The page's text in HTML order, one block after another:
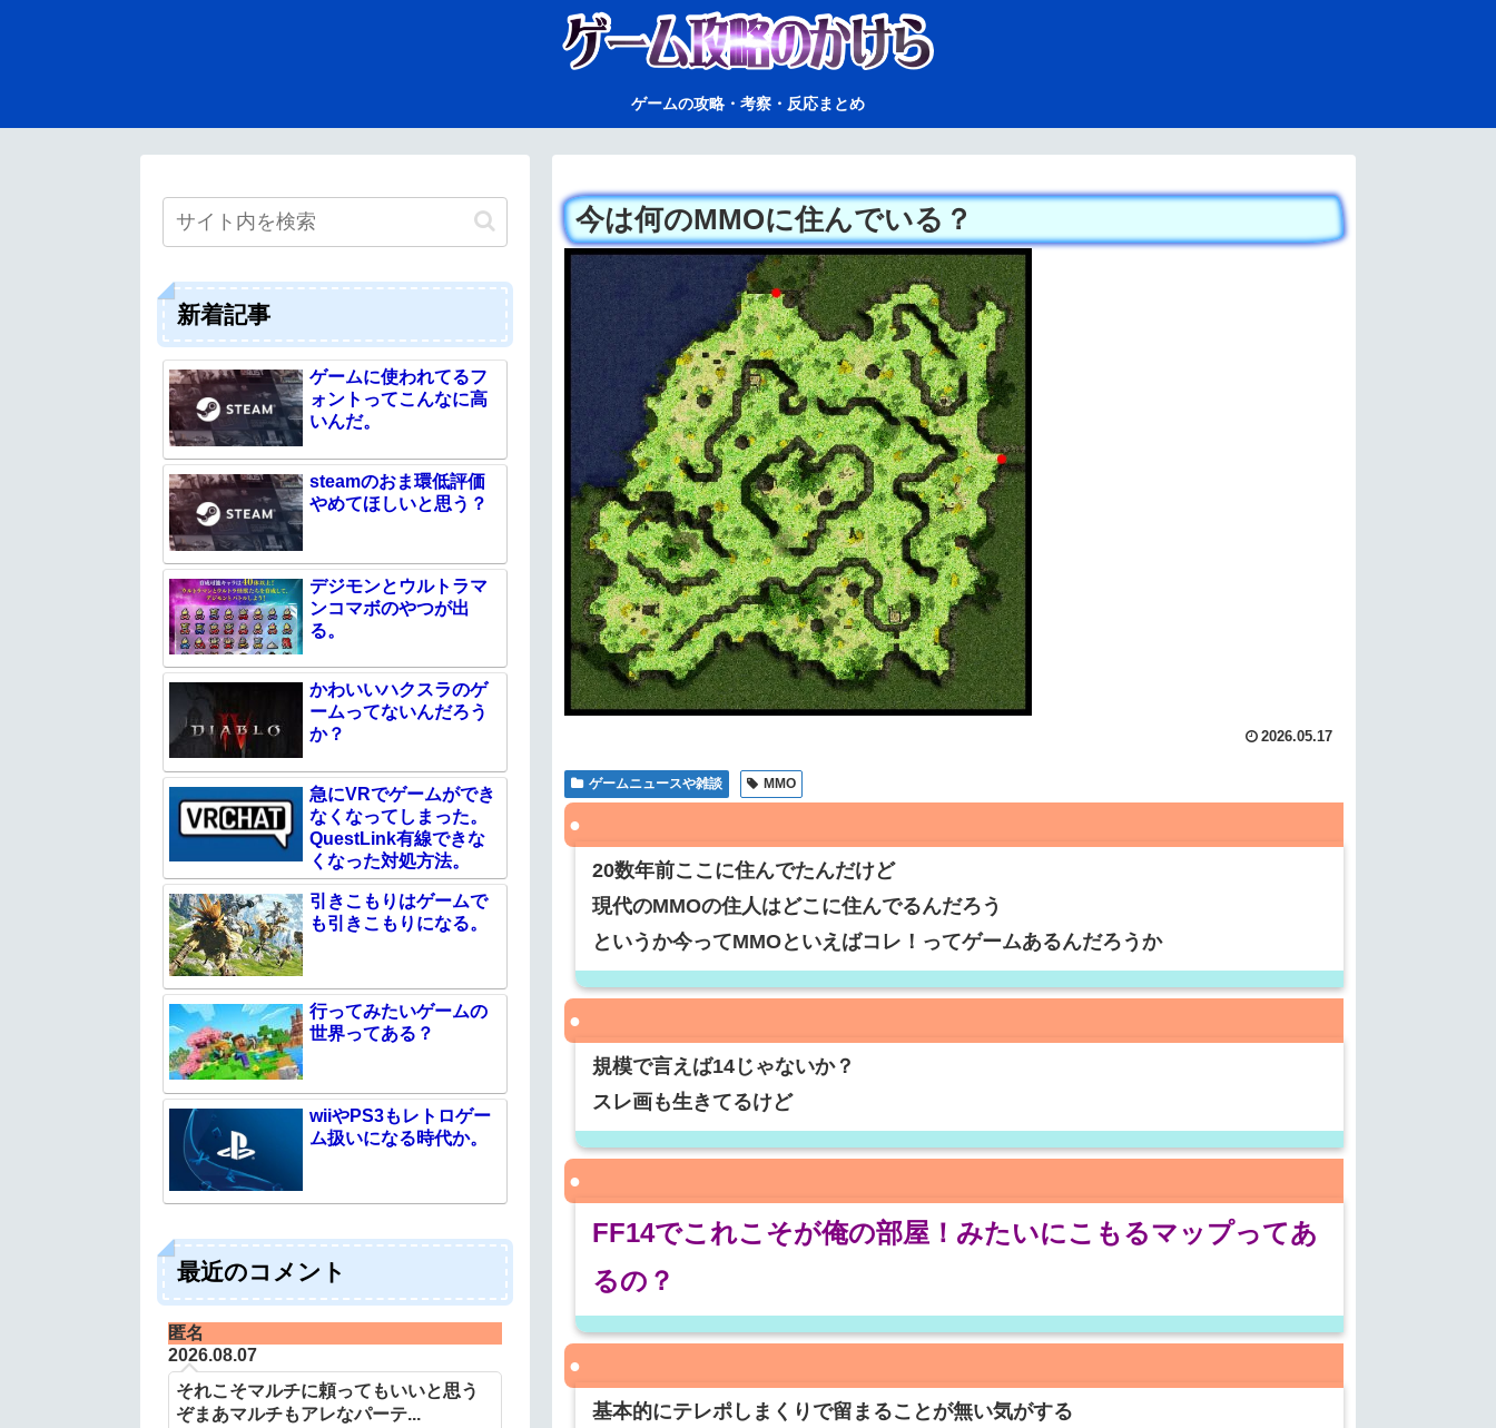
ゲームの攻略・考察・反応まとめ
今は何のMMOに住んでいる？
2026.05.17
ゲームニュースや雑談 MMO
20数年前ここに住んでたんだけど
現代のMMOの住人はどこに住んでるんだろう
というか今ってMMOといえばコレ！ってゲームあるんだろうか
規模で言えば14じゃないか？
スレ画も生きてるけど
FF14でこれこそが俺の部屋！みたいにこもるマップってあ
るの？
基本的にテレポしまくりで留まることが無い気がする
新着記事
ゲームに使われてるフ
ォントってこんなに高
いんだ。
steamのおま環低評価
やめてほしいと思う？
デジモンとウルトラマ
ンコマボのやつが出
る。
かわいいハクスラのゲ
ームってないんだろう
か？
急にVRでゲームができ
なくなってしまった。
QuestLink有線できな
くなった対処方法。
引きこもりはゲームで
も引きこもりになる。
行ってみたいゲームの
世界ってある？
wiiやPS3もレトロゲー
ム扱いになる時代か。
最近のコメント
匿名
2026.08.07
それこそマルチに頼ってもいいと思う
ぞまあマルチもアレなパーテ...